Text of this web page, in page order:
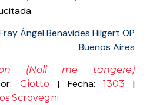
Ángel Benavides Hilgert OP
Buenos Aires
(Noli me tangere)
Giotto | Fecha:1303
|
Scrovegni